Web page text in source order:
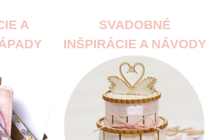
A
SVADOBNÉ
INŠPIRÁCIE A NÁVODY